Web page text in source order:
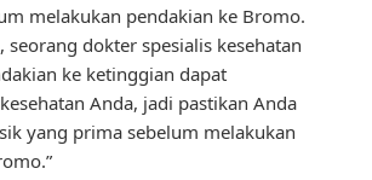
melakukan pendakian ke Bromo.
seorang dokter spesialis kesehatan
ke ketinggian dapat
Anda, jadi pastikan Anda
yang prima sebelum melakukan